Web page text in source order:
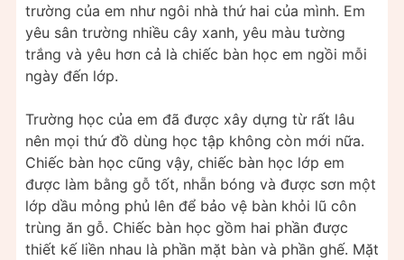
trường của em như ngôi nhà thứ hai của mình. Em
yêu sân trường nhiều cây xanh, yêu màu tường
trắng và yêu hơn cả là chiếc bàn học em ngồi mỗi
ngày đến lớp.
Trường học của em đã được xây dựng từ rất lâu
nên mọi thứ đồ dùng học tập không còn mới nữa.
Chiếc bàn học cũng vậy, chiếc bàn học lớp em
được làm bằng gỗ tốt, nhẵn bóng và được sơn một
lớp dầu mỏng phủ lên để bảo vệ bàn khỏi lũ côn
trùng ăn gỗ. Chiếc bàn học gồm hai phần được
thiết kế liền nhau là phần mặt bàn và phần ghế. Mặt